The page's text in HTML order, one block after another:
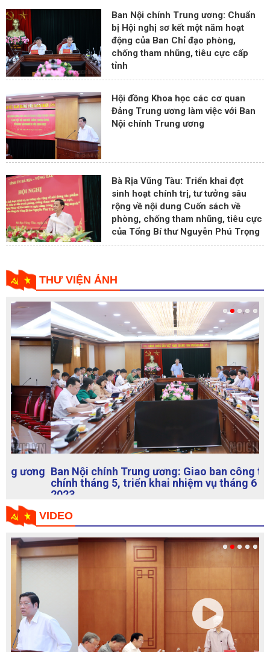
Ban Nội chính Trung ương: Chuẩn
bị Hội nghị sơ kết một năm hoạt
động của Ban Chỉ đạo phòng,
chống tham nhũng, tiêu cực cấp
tỉnh
Hội đồng Khoa học các cơ quan
Đảng Trung ương làm việc với Ban
Nội chính Trung ương
Bà Rịa Vũng Tàu: Triển khai đợt
sinh hoạt chính trị, tư tưởng sâu
rộng về nội dung Cuốn sách về
phòng, chống tham nhũng, tiêu cực
của Tổng Bí thư Nguyễn Phú Trọng
THƯ VIỆN ẢNH
Ban Nội chính Trung ương: Giao ban công tác nội
chính tháng 5, triển khai nhiệm vụ tháng 6 năm
VIDEO